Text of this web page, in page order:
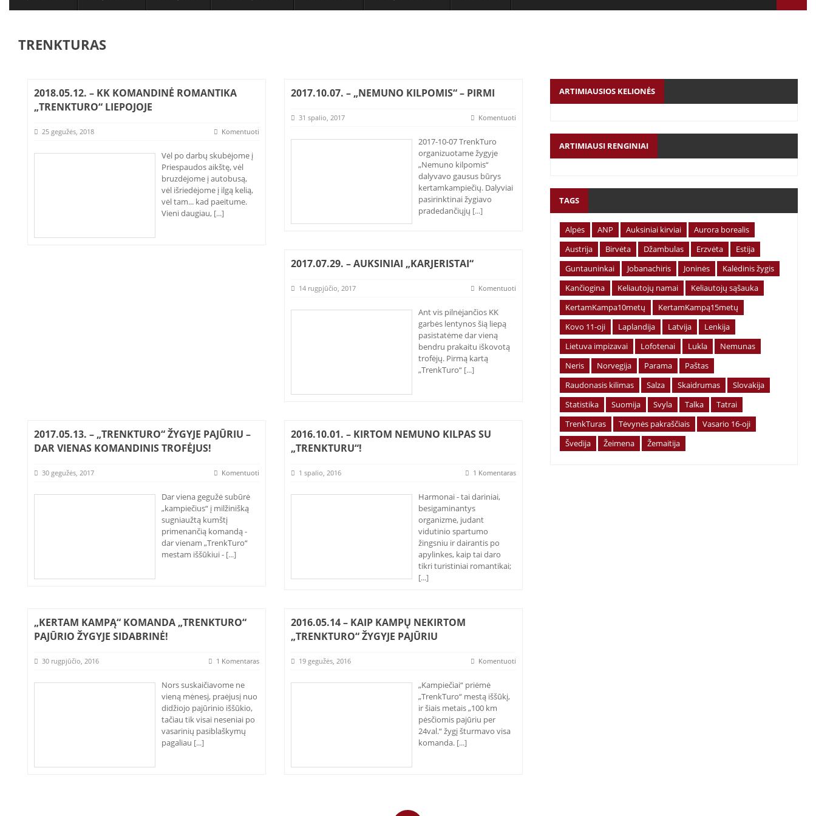
TRENKTURAS
2018.05.12. – KK KOMANDINĖ ROMANTIKA
„TRENKTURO“ LIEPOJOJE
25 gegužės, 2018 Komentuoti
Vėl po darbų skubėjome į
Priespaudos aikštę, vėl
bruzdėjome į autobusą,
vėl išriedėjome į ilgą kelią,
vėl tam... kad paeitume.
Vieni daugiau, [...]
2017.10.07. – „NEMUNO KILPOMIS“ – PIRMI
31 spalio, 2017 Komentuoti
2017-10-07 TrenkTuro
organizuotame žygyje
„Nemuno kilpomis“
dalyvavo gausus būrys
kertamkampiečių. Dalyviai
pasirinktinai žygiavo
pradedančiųjų [...]
2017.07.29. – AUKSINIAI „KARJERISTAI“
14 rugpjūčio, 2017 Komentuoti
Ant vis pilnėjančios KK
garbės lentynos šią liepą
pasistatėme dar vieną
bendru prakaitu iškovotą
trofėjų. Pirmą kartą
„TrenkTuro“ [...]
2017.05.13. – „TRENKTURO“ ŽYGYJE PAJŪRIU –
DAR VIENAS KOMANDINIS TROFĖJUS!
30 gegužės, 2017 Komentuoti
Dar viena gegužė subūrė
„kampiečius“ į milžinišką
sugniaužtą kumštį
primenančią komandą -
dar vienam „TrenkTuro“
mestam iššūkiui - [...]
2016.10.01. – KIRTOM NEMUNO KILPAS SU
„TRENKTURU“!
1 spalio, 2016 1 Komentaras
Harmonai - tai dariniai,
besigaminantys
organizme, judant
vidutinio spartumo
žingsniu ir dairantis po
apylinkes, kaip tai daro
tikri turistiniai romantikai;
[...]
„KERTAM KAMPĄ“ KOMANDA „TRENKTURO“
PAJŪRIO ŽYGYJE SIDABRINĖ!
30 rugpjūčio, 2016 1 Komentaras
Nors suskaičiavome ne
vieną mėnesį, praėjusį nuo
didžiojo pajūrinio iššūkio,
tačiau tik visai neseniai po
vasarinių pasiblaškymų
pagaliau [...]
2016.05.14 – KAIP KAMPŲ NEKIRTOM
„TRENKTURO“ ŽYGYJE PAJŪRIU
19 gegužės, 2016 Komentuoti
„Kampiečiai“ priėmė
„TrenkTuro“ mestą iššūkį,
ir šiais metais „100 km
pėsčiomis pajūriu per
24val.“ žygį šturmavo visa
komanda. [...]
ARTIMIAUSIOS KELIONĖS
ARTIMIAUSI RENGINIAI
TAGS
Alpės ANP Auksiniai kirviai
Aurora borealis
Austrija
Birvėta Džambulas Erzvėta
Estija
Guntauninkai
Jobanachiris Joninės
Kalėdinis žygis
Kančiogina
Keliautojų namai
Keliautojų sąšauka
KertamKampa10metų
KertamKampą15metų
Kovo 11-oji
Laplandija Latvija
Lenkija
Lietuva impizavai
Lofotenai Lukla
Nemunas
Neris
Norvegija Parama
Paštas
Raudonasis kilimas
Salza Skaidrumas
Slovakija
Statistika
Suomija Svyla Talka
Tatrai
TrenkTuras
Tėvynės pakraščiais
Vasario 16-oji
Švedija
Žeimena Žemaitija